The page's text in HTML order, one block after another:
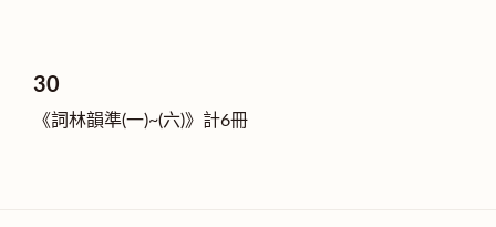
30
《詞林韻準(一)~(六)》計6冊